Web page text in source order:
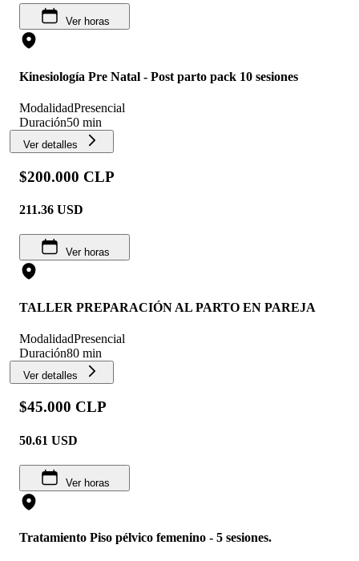
Ver horas
Kinesiología Pre Natal - Post parto pack 10 sesiones
ModalidadPresencial
Duración50 min
Ver detalles
$200.000 CLP
211.36 USD
Ver horas
TALLER PREPARACIÓN AL PARTO EN PAREJA
ModalidadPresencial
Duración80 min
Ver detalles
$45.000 CLP
50.61 USD
Ver horas
Tratamiento Piso pélvico femenino - 5 sesiones.